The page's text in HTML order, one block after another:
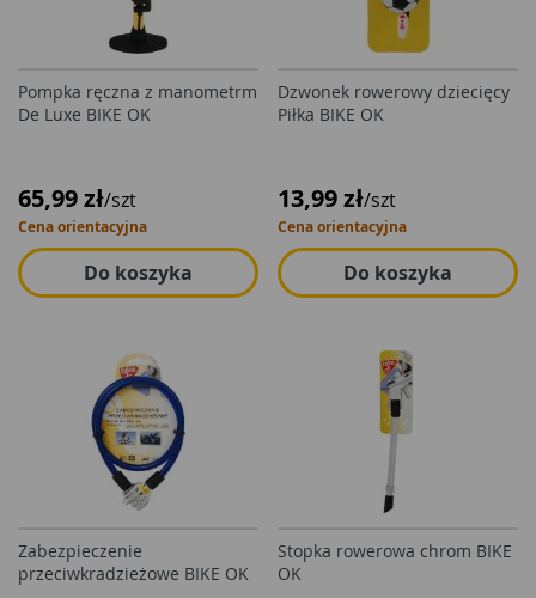
Pompka ręczna z manometrm
De Luxe BIKE OK
65,99 zł/szt
Cena orientacyjna
Do koszyka
Dzwonek rowerowy dziecięcy
Piłka BIKE OK
13,99 zł/szt
Cena orientacyjna
Do koszyka
Zabezpieczenie
przeciwkradzieżowe BIKE OK
Stopka rowerowa chrom BIKE
OK